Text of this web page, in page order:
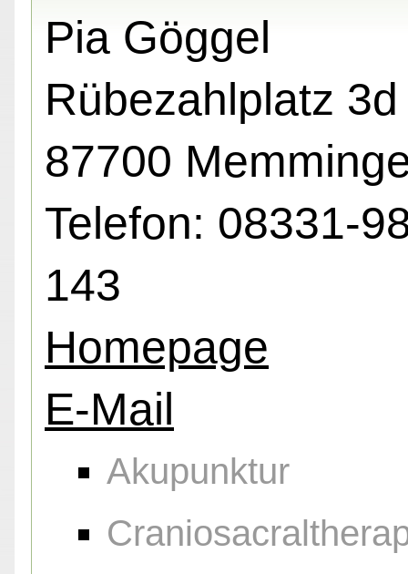
Pia Göggel
Rübezahlplatz
87700
Telefon: 08331-
143
Homepage
E-Mail
Akupunktur